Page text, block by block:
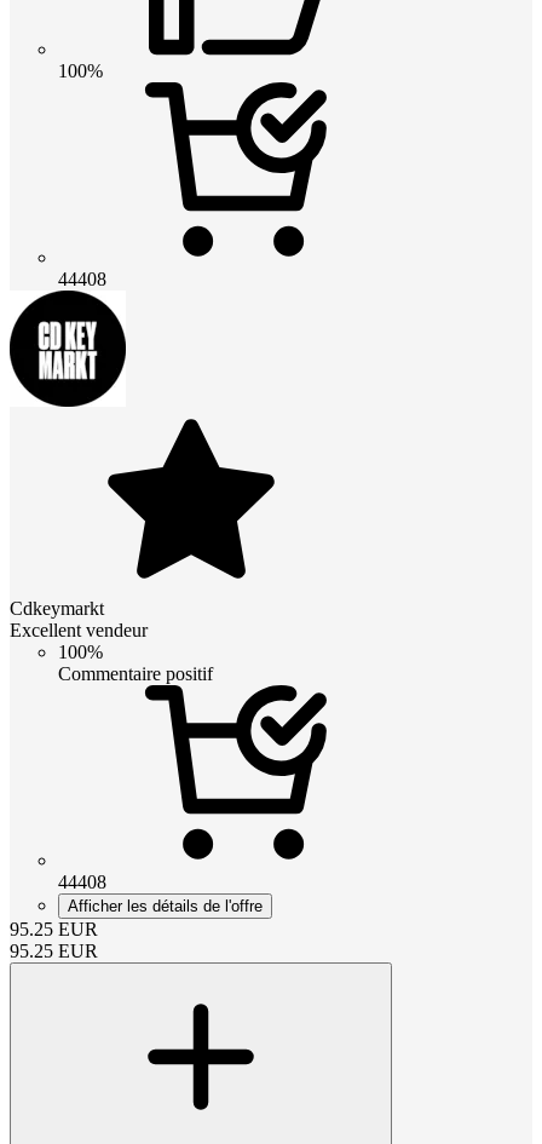
100%
44408
Cdkeymarkt
Excellent vendeur
100%
Commentaire positif
44408
Afficher les détails de l'offre
95.25 EUR
95.25 EUR